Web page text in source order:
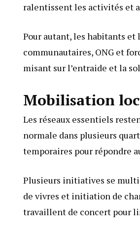
ralentissent les activités et
Pour autant, les habitants
communautaires, ONG et
misant sur l’entraide et la
Mobilisation
Les réseaux essentiels
normale dans plusieurs
temporaires pour répondre
Plusieurs initiatives se
de vivres et initiation de
travaillent de concert pour